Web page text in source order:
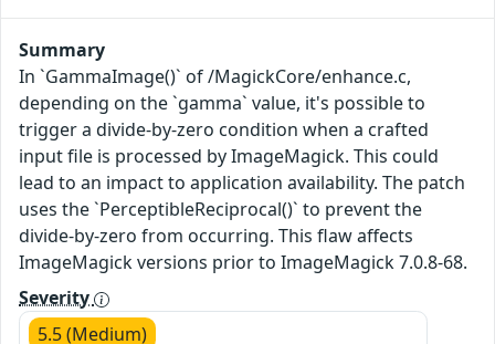
Summary
In `GammaImage()` of /MagickCore/enhance.c,
depending on the `gamma` value, it's possible to
trigger a divide-by-zero condition when a crafted
input file is processed by ImageMagick. This could
lead to an impact to application availability. The patch
uses the `PerceptibleReciprocal()` to prevent the
divide-by-zero from occurring. This flaw affects
ImageMagick versions prior to ImageMagick 7.0.8-68.
Severity
5.5 (Medium)